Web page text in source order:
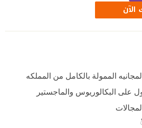
الآن
الممولة بالكامل من المملكه
على البكالوريوس والماجستير